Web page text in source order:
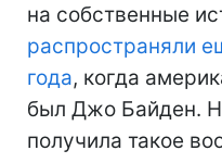
на собственные
распространяли
года, когда
был Джо Байден.
получила такое